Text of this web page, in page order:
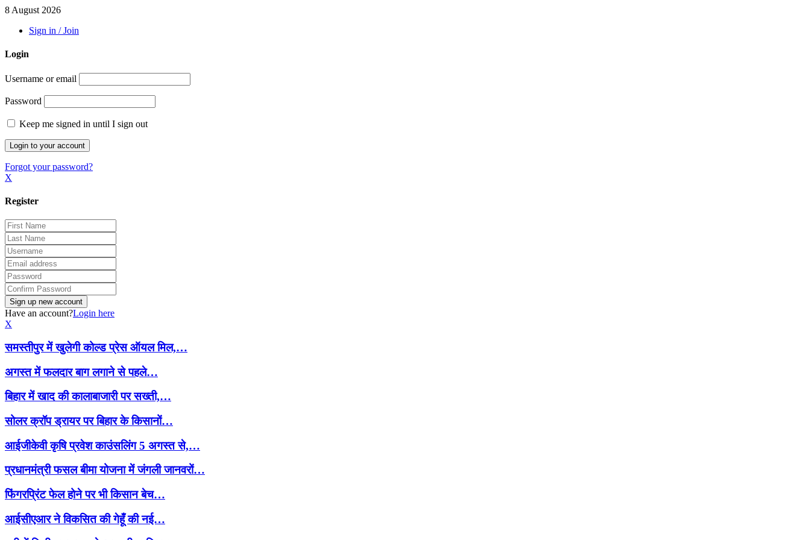
8 August 2026
Sign in / Join
Login
Username or email
Password
Keep me signed in until I sign out
Forgot your password?
X
Register
Have an account?Login here
X
समस्तीपुर में खुलेगी कोल्ड प्रेस ऑयल मिल,…
अगस्त में फलदार बाग लगाने से पहले…
बिहार में खाद की कालाबाजारी पर सख्ती,…
सोलर क्रॉप ड्रायर पर बिहार के किसानों…
आईजीकेवी कृषि प्रवेश काउंसलिंग 5 अगस्त से,…
प्रधानमंत्री फसल बीमा योजना में जंगली जानवरों…
फिंगरप्रिंट फेल होने पर भी किसान बेच…
आईसीएआर ने विकसित की गेहूँ की नई…